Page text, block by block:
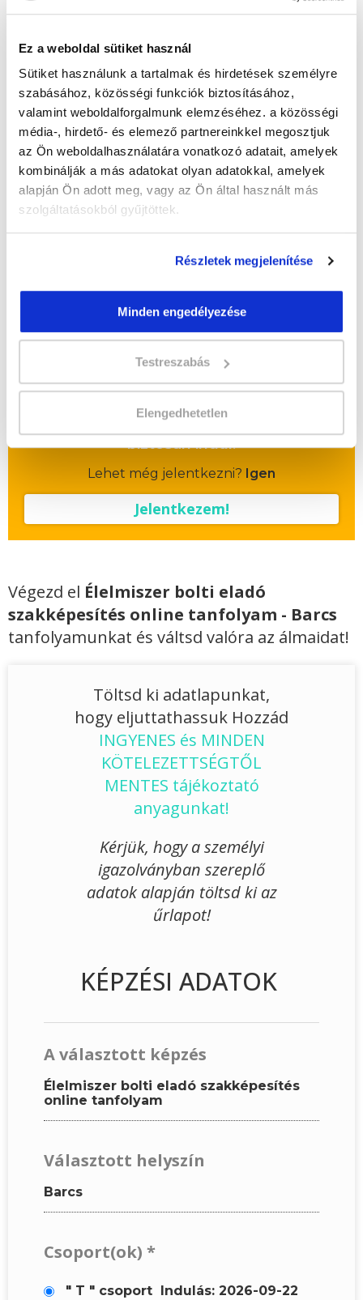
Ez a weboldal sütiket használ
Sütiket használunk a tartalmak és hirdetések személyre
szabásához, közösségi funkciók biztosításához,
valamint weboldalforgalmunk elemzéséhez. a közösségi
média-, hirdető- és elemező partnereinkkel megosztjuk
az Ön weboldalhasználatára vonatkozó adatait, amelyek
kombinálják a más adatokat olyan adatokkal, amelyek
alapján Ön adott meg, vagy az Ön által használt más
szolgáltatásokból gyűjtöttek.
Részletek megjelenítése
Minden engedélyezése
Testreszabás
Elengedhetetlen
guzmics.greta@tanfolyam.hu
" T " csoport
Képzés ára:79 000 Ft
egyösszegű befizetés esetén + minden
hallgatónk részére ajándék Pénztárgép helyes
60 000 Ft
A csoport a meghirdetett időpontban
biztosan indul!
Lehet még jelentkezni? Igen
Jelentkezem!
Végezd el Élelmiszer bolti eladó
szakképesítés online tanfolyam - Barcs
tanfolyamunkat és váltsd valóra az álmaidat!
Töltsd ki adatlapunkat,
hogy eljuttathassuk Hozzád
INGYENES és MINDEN
KÖTELEZETTSÉGTŐL
MENTES tájékoztató
anyagunkat!
Kérjük, hogy a személyi
igazolványban szereplő
adatok alapján töltsd ki az
űrlapot!
KÉPZÉSI ADATOK
A választott képzés
Élelmiszer bolti eladó szakképesítés
online tanfolyam
Választott helyszín
Barcs
Csoport(ok) *
" T " csoport Indulás: 2026-09-22